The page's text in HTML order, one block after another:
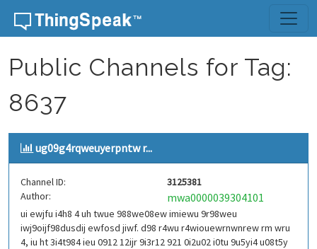
Skip to content
Public Channels for Tag:
8637
ug09g4rqweuyerpntw r...
Channel ID:
3125381
Author:
mwa0000039304101
ui ewjfu i4h8 4 uh twue 988we08ew imiewu 9r98weu
iwj9oijf98dusdij ewfosd jiwf. d98 r4wu r4wiouewrnwnrew rm wru
4, iu ht 3i4t984 ieu 0912 12ijr 9i3r12 921 0i2u02 i0tu 9u5yi4 u08t5y